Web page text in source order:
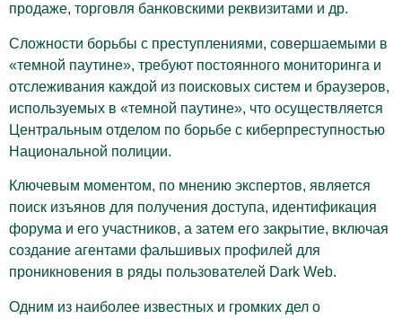
продаже, торговля банковскими реквизитами и др.
Сложности борьбы с преступлениями, совершаемыми в
«темной паутине», требуют постоянного мониторинга и
отслеживания каждой из поисковых систем и браузеров,
используемых в «темной паутине», что осуществляется
Центральным отделом по борьбе с киберпреступностью
Национальной полиции.
Ключевым моментом, по мнению экспертов, является
поиск изъянов для получения доступа, идентификация
форума и его участников, а затем его закрытие, включая
создание агентами фальшивых профилей для
проникновения в ряды пользователей Dark Web.
Одним из наиболее известных и громких дел о